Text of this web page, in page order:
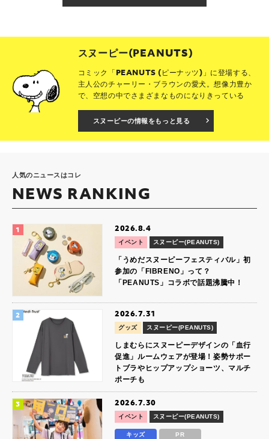
スヌーピー(PEANUTS)
コミック「PEANUTS (ピーナッツ)」に登場する、
主人公のチャーリー・ブラウンの愛犬。想像力豊か
で、空想の中でさまざまなものになりきっている
スヌーピーの情報をもっと見る
人気のニュースはコレ
NEWS RANKING
2026.8.4
イベント スヌーピー(PEANUTS)
「うめだスヌーピーフェスティバル」初
参加の「FIBRENO」って？
「PEANUTS」コラボで話題沸騰中！
2026.7.31
グッズ スヌーピー(PEANUTS)
しまむらにスヌーピーデザインの「血行
促進」ルームウェアが登場！姿勢サポー
トブラやヒップアップショーツ、マルチ
ポーチも
2026.7.30
イベント スヌーピー(PEANUTS)
キッズ PR